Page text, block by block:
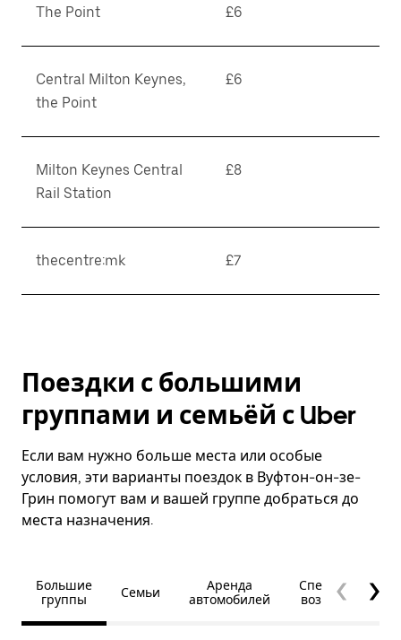
The Point £6
Central Milton Keynes,
the Point
£6
Milton Keynes Central
Rail Station
£8
thecentre:mk £7
Поездки с большими
группами и семьёй с Uber
Если вам нужно больше места или особые
условия, эти варианты поездок в Вуфтон-он-зе-
Грин помогут вам и вашей группе добраться до
места назначения.
Большие
группы
Семьи
Аренда
автомобилей
Специальные
возможности